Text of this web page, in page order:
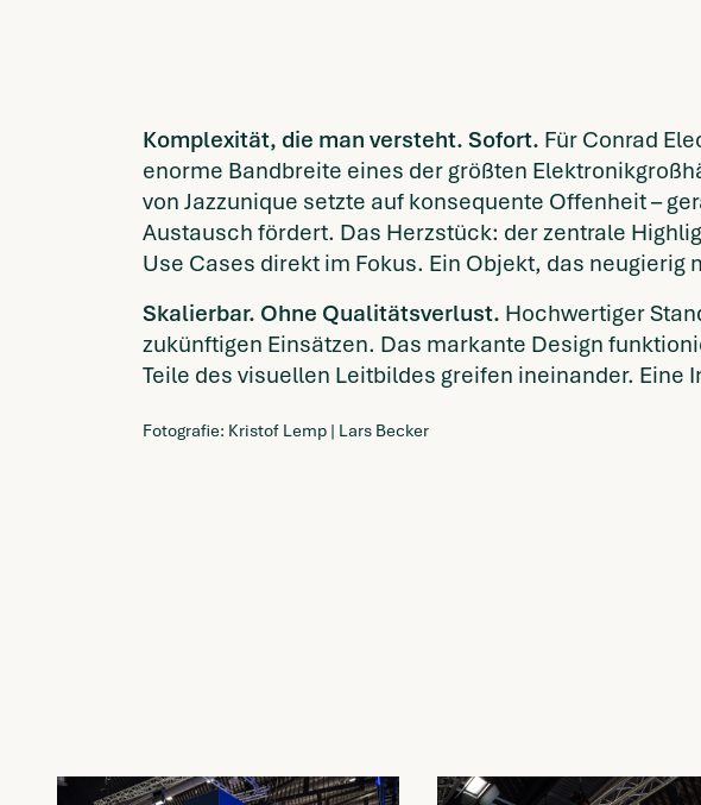
Komplexität, die man versteht. Sofort. Für Conrad
enorme Bandbreite eines der größten
von Jazzunique setzte auf konsequente Offenheit –
Austausch fördert. Das Herzstück: der zentrale
Use Cases direkt im Fokus. Ein Objekt, das neugierig
Skalierbar. Ohne Qualitätsverlust. Hochwertiger
zukünftigen Einsätzen. Das markante Design
Teile des visuellen Leitbildes greifen ineinander.
Fotografie: Kristof Lemp | Lars Becker